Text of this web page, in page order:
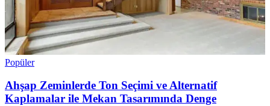
Popüler
Ahşap Zeminlerde Ton Seçimi ve Alternatif
Kaplamalar ile Mekan Tasarımında Denge